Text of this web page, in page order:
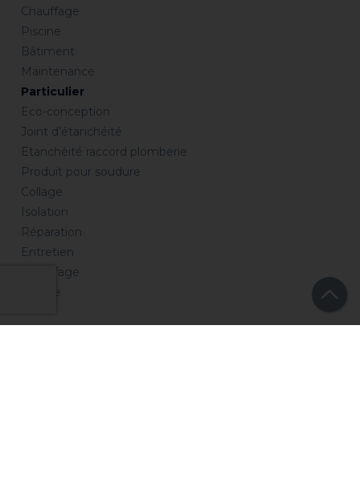
Chauffage
Piscine
Bâtiment
Maintenance
Particulier
Eco-conception
Joint d’étanchéité
Etanchéité raccord plomberie
Produit pour soudure
Collage
Isolation
Réparation
Entretien
Chauffage
Piscine